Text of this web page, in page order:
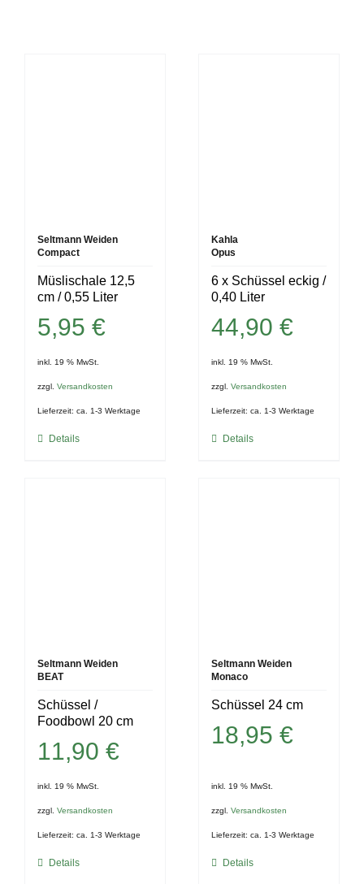
Seltmann Weiden
Compact
Müslischale 12,5
cm / 0,55 Liter
5,95 €
inkl. 19 % MwSt.
zzgl. Versandkosten
Lieferzeit: ca. 1-3 Werktage
Details
Kahla
Opus
6 x Schüssel eckig /
0,40 Liter
44,90€
inkl. 19 % MwSt.
zzgl.Versandkosten
Lieferzeit:ca. 1-3 Werktage
Details
Seltmann Weiden
BEAT
Schüssel /
Foodbowl 20 cm
11,90 €
inkl. 19 % MwSt.
zzgl. Versandkosten
Lieferzeit: ca. 1-3 Werktage
Details
Seltmann Weiden
Monaco
Schüssel 24 cm
18,95€
inkl. 19 % MwSt.
zzgl.Versandkosten
Lieferzeit:ca. 1-3 Werktage
Details